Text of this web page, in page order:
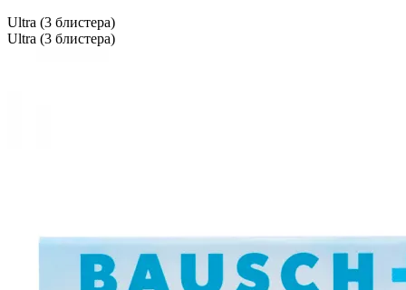
Ultra (3 блистера)
Ultra (3 блистера)